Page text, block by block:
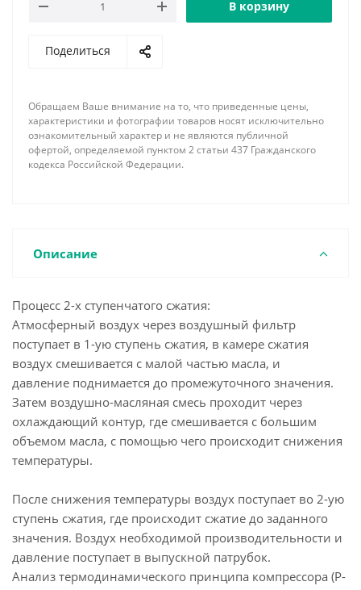
В корзину
Поделиться
Обращаем Ваше внимание на то, что приведенные цены,
характеристики и фотографии товаров носят исключительно
ознакомительный характер и не являются публичной
офертой, определяемой пунктом 2 статьи 437 Гражданского
кодекса Российской Федерации.
Описание
Процесс 2-х ступенчатого сжатия:
Атмосферный воздух через воздушный фильтр
поступает в 1-ую ступень сжатия, в камере сжатия
воздух смешивается с малой частью масла, и
давление поднимается до промежуточного значения.
Затем воздушно-масляная смесь проходит через
охлаждающий контур, где смешивается с большим
объемом масла, с помощью чего происходит снижения
температуры.
После снижения температуры воздух поступает во 2-ую
ступень сжатия, где происходит сжатие до заданного
значения. Воздух необходимой производительности и
давление поступает в выпускной патрубок.
Анализ термодинамического принципа компрессора (P-